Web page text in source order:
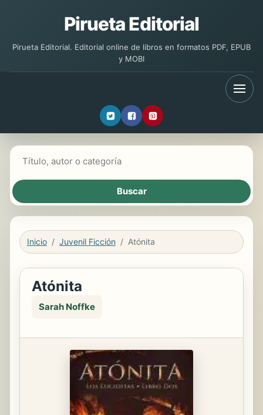
Pirueta Editorial
Pirueta Editorial. Editorial online de libros en formatos PDF, EPUB
y MOBI
Inicio Juvenil Ficción Atónita
Atónita
Sarah Noffke